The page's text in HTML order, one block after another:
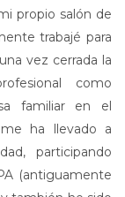
propio salón de
trabajé para
vez cerrada la
como
familiar en el
ha llevado a
participando
(antiguamente